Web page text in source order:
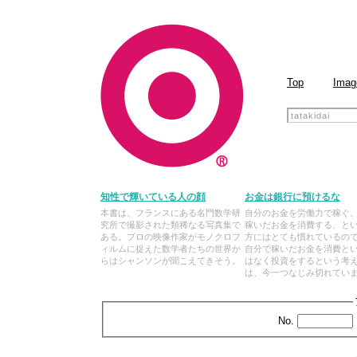
Top
知性で輝いている人の顔
本書は、フランスにある名門数学研
究所で撮影された類稀なる写真集で
ある。プロの映像作家がモノクロフ
ィルムに捉えた数学者たちの世界か
らはシャンソンが聞こえてきそう。
お金は銀行に預けるな
自分のお金を労働力で稼ぐ
稼いだお金を消費する、と
方にはとても慣れているの
自分で稼いだお金を消費と
はなく投資をするという考
は、今一つなじみ切れてい
No.